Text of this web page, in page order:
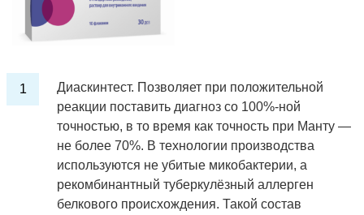
Диаскинтест. Позволяет при положительной
реакции поставить диагноз со 100%-ной
точностью, в то время как точность при Манту —
не более 70%. В технологии производства
используются не убитые микобактерии, а
рекомбинантный туберкулёзный аллерген
белкового происхождения. Такой состав